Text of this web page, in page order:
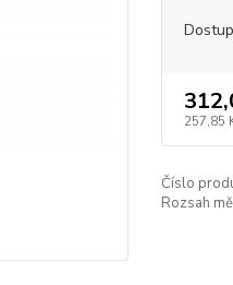
257,85
Číslo
Rozsah